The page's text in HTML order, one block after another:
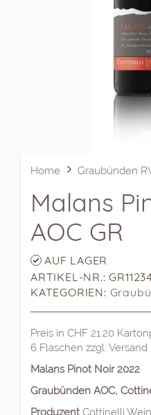
Home Graubünden
Malans
AOC GR
AUF LAGER
ARTIKEL-NR.:
KATEGORIEN:
Preis in CHF 21.20
6 Flaschen zzgl. Versand
Malans Pinot Noir 2022
Graubünden AOC,
Produzent Cottinelli